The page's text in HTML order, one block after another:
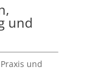
und
und